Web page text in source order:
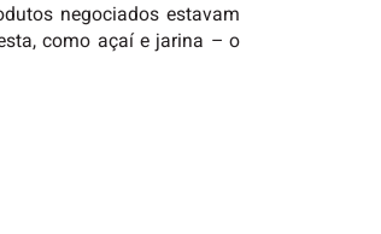
negociados estavam
como açaí e jarina – o